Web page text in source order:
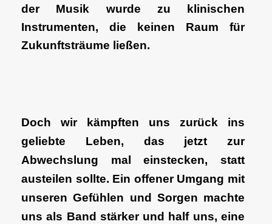
der Musik wurde zu klinischen
Instrumenten, die keinen Raum für
Zukunftsträume ließen.
Doch wir kämpften uns zurück ins
geliebte Leben, das jetzt zur
Abwechslung mal einstecken, statt
austeilen sollte. Ein offener Umgang mit
unseren Gefühlen und Sorgen machte
uns als Band stärker und half uns, eine